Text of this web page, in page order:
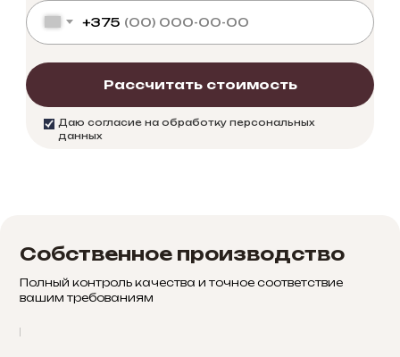
Даю согласие на обработку персональных
данных
+375
Рассчитать стоимость
Собственное производство
Полный контроль качества и точное соответствие
вашим требованиям